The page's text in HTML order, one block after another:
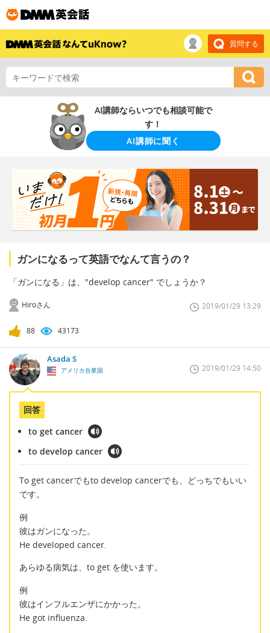
質問する
AI講師ならいつでも相談可能で
す！
AI講師に聞く
ガンになるって英語でなんて言うの？
「ガンになる」は、"develop cancer" でしょうか？
Hiroさん 2019/01/29 13:29
88 43173
Asada S
アメリカ合衆国 2019/01/29 14:50
回答
to get cancer
to develop cancer
To get cancerでもto develop cancerでも、どっちでもいい
です。
例
彼はガンになった。
He developed cancer.
あらゆる病気は、to get を使います。
例
彼はインフルエンザにかかった。
He got influenza.